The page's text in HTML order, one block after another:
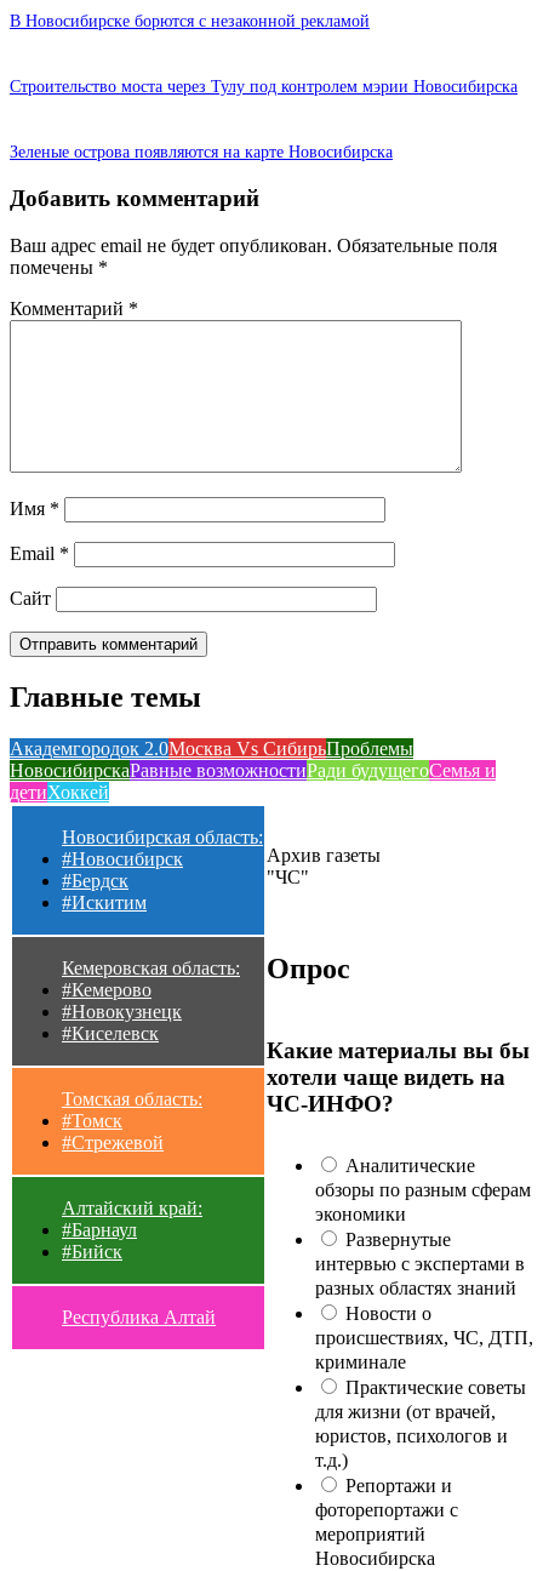
В Новосибирске борются с незаконной рекламой
Строительство моста через Тулу под контролем мэрии Новосибирска
Зеленые острова появляются на карте Новосибирска
Добавить комментарий
Ваш адрес email не будет опубликован. Обязательные поля
помечены *
Комментарий *
Имя *
Email *
Сайт
Главные темы
Академгородок 2.0Москва Vs СибирьПроблемы
НовосибирскаРавные возможностиРади будущегоСемья и
детиХоккей
Новосибирская область:
#Новосибирск
#Бердск
#Искитим
Кемеровская область:
#Кемерово
#Новокузнецк
#Киселевск
Томская область:
#Томск
#Стрежевой
Алтайский край:
#Барнаул
#Бийск
Республика Алтай
Архив газеты
"ЧС"
Опрос
Какие материалы вы бы
хотели чаще видеть на
ЧС-ИНФО?
Аналитические
обзоры по разным сферам
экономики
Развернутые
интервью с экспертами в
разных областях знаний
Новости о
происшествиях, ЧС, ДТП,
криминале
Практические советы
для жизни (от врачей,
юристов, психологов и
т.д.)
Репортажи и
фоторепортажи с
мероприятий
Новосибирска